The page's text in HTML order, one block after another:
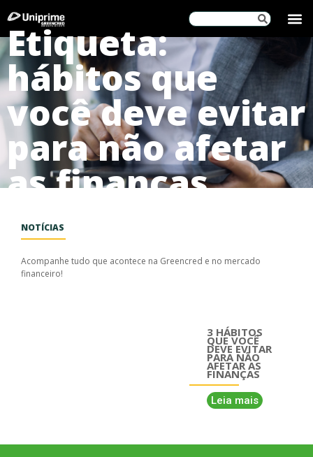
Etiqueta:
hábitos que
você deve evitar
para não afetar
as finanças
NOTÍCIAS
Acompanhe tudo que acontece na Greencred e no mercado
financeiro!
3 HÁBITOS
QUE VOCÊ
DEVE EVITAR
PARA NÃO
AFETAR AS
FINANÇAS
Leia mais